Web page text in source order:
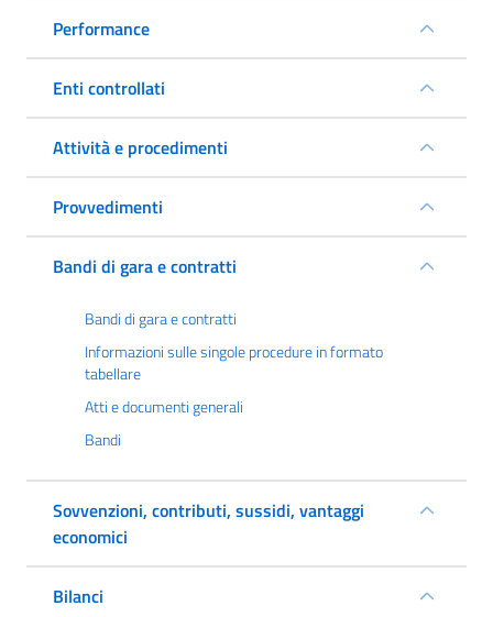
Performance
Enti controllati
Attività e procedimenti
Provvedimenti
Bandi di gara e contratti
Bandi di gara e contratti
Informazioni sulle singole procedure in formato
tabellare
Atti e documenti generali
Bandi
Sovvenzioni, contributi, sussidi, vantaggi
economici
Bilanci